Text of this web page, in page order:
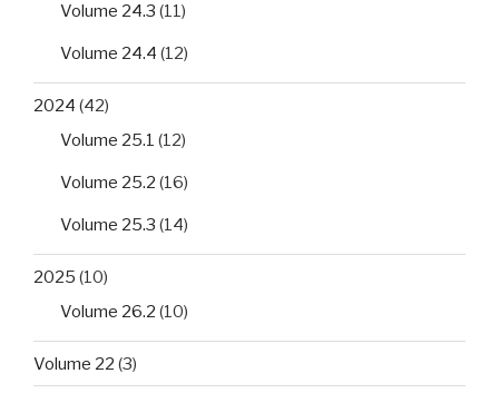
Volume 24.3 (11)
Volume 24.4 (12)
2024 (42)
Volume 25.1 (12)
Volume 25.2 (16)
Volume 25.3 (14)
2025 (10)
Volume 26.2 (10)
Volume 22 (3)